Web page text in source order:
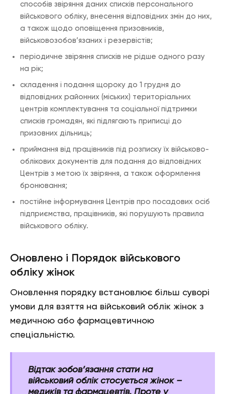
способів звіряння даних списків персонального
військового обліку, внесення відповідних змін до них,
а також щодо оповіщення призовників,
військовозобов’язаних і резервістів;
періодичне звіряння списків не рідше одного разу
на рік;
складення і подання щороку до 1 грудня до
відповідних районних (міських) територіальних
центрів комплектування та соціальної підтримки
списків громадян, які підлягають приписці до
призовних дільниць;
приймання від працівників під розписку їх військово-
облікових документів для подання до відповідних
Центрів з метою їх звіряння, а також оформлення
бронювання;
постійне інформування Центрів про посадових осіб
підприємства, працівників, які порушують правила
військового обліку.
Оновлено і Порядок військового
обліку жінок
Оновлення порядку встановлює більш суворі
умови для взяття на військовий облік жінок з
медичною або фармацевтичною
спеціальністю.
Відтак зобов’язання стати на
військовий облік стосується жінок –
медиків та фармацевтів. Проте у